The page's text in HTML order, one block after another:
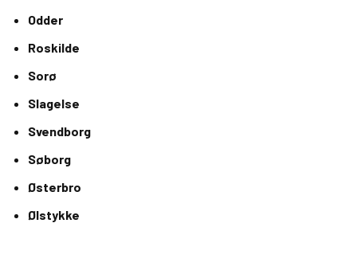
Odder
Roskilde
Sorø
Slagelse
Svendborg
Søborg
Østerbro
Ølstykke